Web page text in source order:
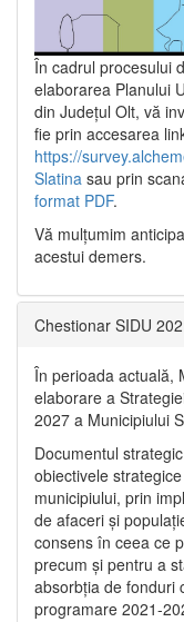
În cadrul procesului
elaborarea Planului
din Județul Olt, vă
fie prin accesarea
https://
Slatina sau prin
format PDF.
Vă mulţumim
acestui demers.
Chestionar SIDU
În perioada actuală,
elaborare a
2027 a Municipiului
Documentul
obiectivele
municipiului, prin
de afaceri și
consens în ceea ce
precum și pentru a
absorbția de fonduri
programare 2021-